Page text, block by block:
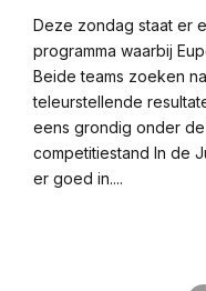
Deze zondag staat er
programma waarbij
Beide teams zoeken
teleurstellende
eens grondig onder
competitiestand In de
er goed in....